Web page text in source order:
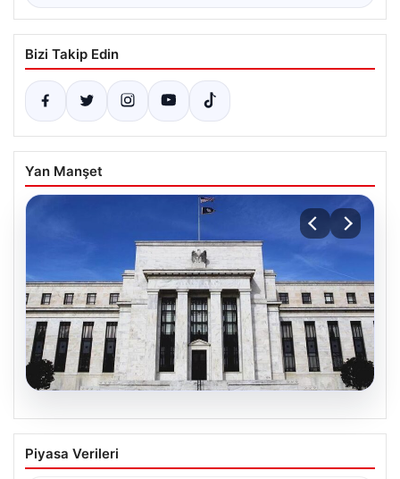
Bizi Takip Edin
Yan Manşet
06.08.2026
Fed faizi sabit tuttu
Piyasa Verileri